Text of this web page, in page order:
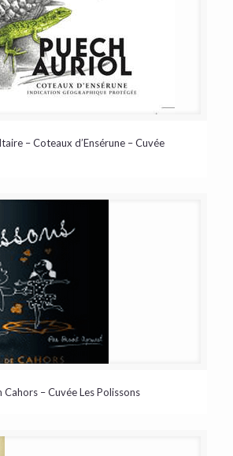
– Coteaux d’Ensérune – Cuvée
Cahors – Cuvée Les Polissons